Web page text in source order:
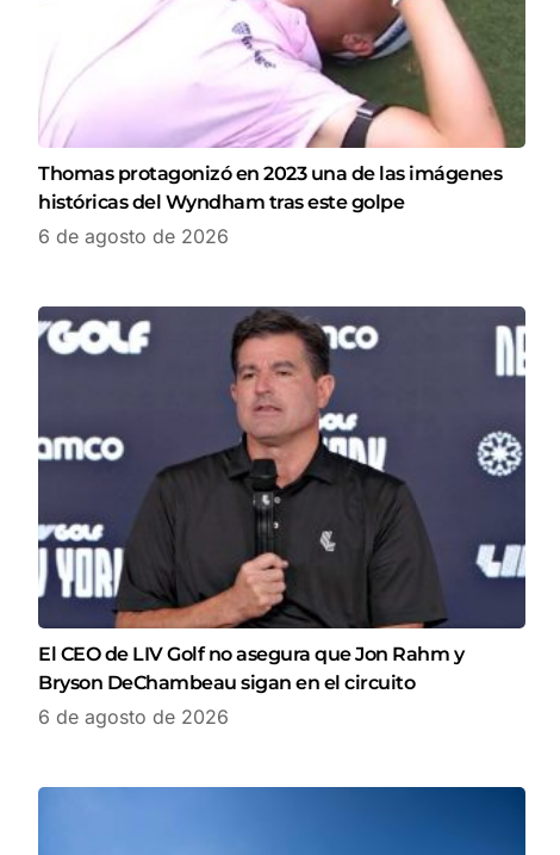
Thomas protagonizó en 2023 una de las imágenes
históricas del Wyndham tras este golpe
6 de agosto de 2026
El CEO de LIV Golf no asegura que Jon Rahm y
Bryson DeChambeau sigan en el circuito
6 de agosto de 2026